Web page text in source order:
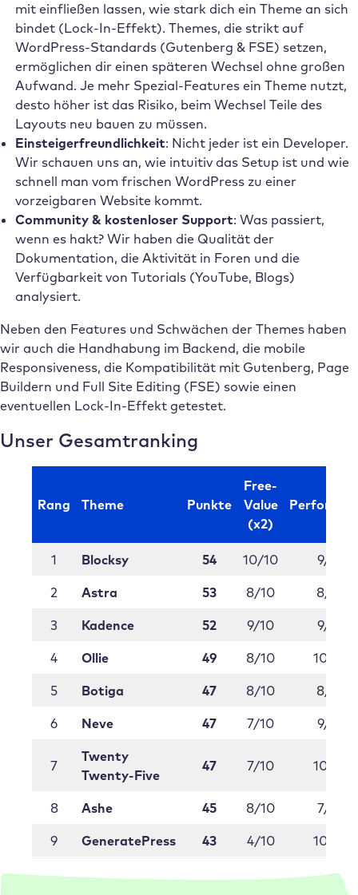
mit einfließen lassen, wie stark dich ein Theme an sich
bindet (Lock-In-Effekt). Themes, die strikt auf
WordPress-Standards (Gutenberg & FSE) setzen,
ermöglichen dir einen späteren Wechsel ohne großen
Aufwand. Je mehr Spezial-Features ein Theme nutzt,
desto höher ist das Risiko, beim Wechsel Teile des
Layouts neu bauen zu müssen.
Einsteigerfreundlichkeit: Nicht jeder ist ein Developer.
Wir schauen uns an, wie intuitiv das Setup ist und wie
schnell man vom frischen WordPress zu einer
vorzeigbaren Website kommt.
Community & kostenloser Support: Was passiert,
wenn es hakt? Wir haben die Qualität der
Dokumentation, die Aktivität in Foren und die
Verfügbarkeit von Tutorials (YouTube, Blogs)
analysiert.
Neben den Features und Schwächen der Themes haben
wir auch die Handhabung im Backend, die mobile
Responsiveness, die Kompatibilität mit Gutenberg, Page
Buildern und Full Site Editing (FSE) sowie einen
eventuellen Lock-In-Effekt getestet.
Unser Gesamtranking
Rang Theme Punkte
Free-
Value
(x2)
1 Blocksy 54 10/10 9/10
2 Astra 53 8/10 8/10
3 Kadence 52 9/10 9/10
4 Ollie 49 8/10 10/10
5 Botiga 47 8/10 8/10
6 Neve 47 7/10 9/10
7
Twenty
Twenty-Five
47 7/10 10/10
8 Ashe 45 8/10 7/10
9 GeneratePress 43 4/10 10/10